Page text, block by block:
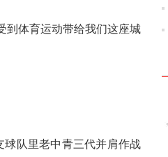
到体育运动带给我们这座城
队里老中青三代并肩作战